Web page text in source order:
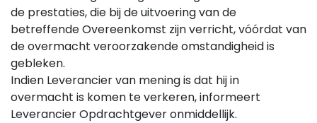
de prestaties, die bij de uitvoering van de
betreffende Overeenkomst zijn verricht, vóórdat van
de overmacht veroorzakende omstandigheid is
gebleken.
Indien Leverancier van mening is dat hij in
overmacht is komen te verkeren, informeert
Leverancier Opdrachtgever onmiddellijk.